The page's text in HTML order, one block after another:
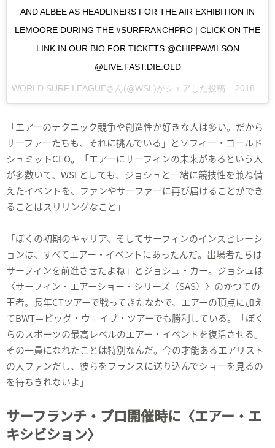
AND ALBEE AS HEADLINERS FOR THE AIR EXHIBITION IN
LEMOORE DURING THE #SURFRANCHPRO | CLICK ON THE
LINK IN OUR BIO FOR TICKETS @CHIPPAWILSON
@LIVE.FAST.DIE.OLD
WORLD SURF LEAGUEさん(@WSL)がシェアした投稿 – 2018年 7月月12日午前7時07分PDT
「エアーのテクニック競争や創造性が好きな人は多い。だから
サーファーたちも、それに挑んでいる」とソフィー・ゴールド
シュミットCEO。「エアーにサーフィンの未来があるという人
が多数いて、WSLとしても、ジョシュと一緒に競技性を兼ね備
えたイベントを、ファンやサーファーに再び届けることができ
ることはスリリングなこと」
「ぼくの初期のキャリア、そしてサーフィンのインスピレーシ
ョンは、すべてエアー・イベントにあったんだ。出場者たちは
サーフィンを前進させたよね」とジョシュ・カー。ジョシュは
〈サーフィン・エアーショー・シリーズ（SAS）〉のかつての
王者。長年CTツアーで戦ってきたなかで、エアーの頂点に加え
てBWT＝ビッグ・ウェイブ・ツアーでも勝利している。「ぼく
らのスポーツの最高レベルのエアー・イベントを復活させる。
その一員になれたことは特別なんだ。今の才能あるエアリスト
の大ファンだし、彼らをフランスに送り込んでショーを見るの
を待ちきれないよ」
サーフランチ・プロ開催時に〈エアー・エ
キシビション〉